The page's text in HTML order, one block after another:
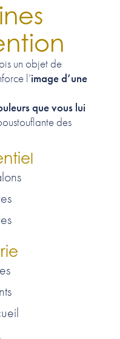
un objet de
l’image d’une
que vous lui
des